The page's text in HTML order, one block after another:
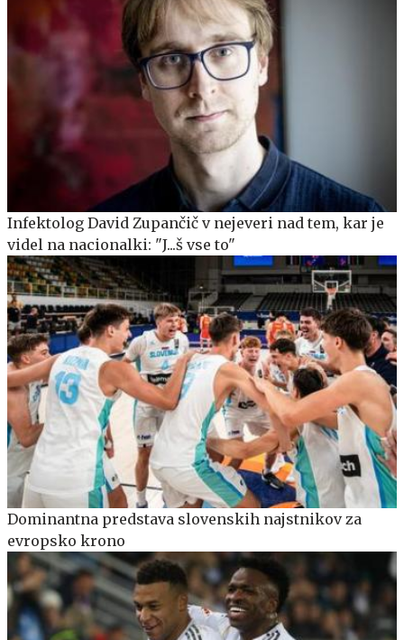
Infektolog David Zupančič v nejeveri nad tem, kar je
videl na nacionalki: "J...š vse to"
Dominantna predstava slovenskih najstnikov za
evropsko krono